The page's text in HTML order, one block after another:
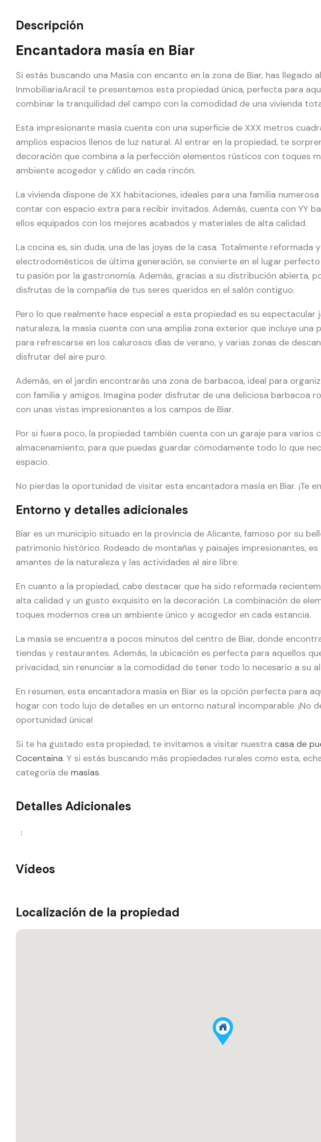
Descripción
Encantadora masía en Biar
Si estás buscando una Masía con encanto en la zona de Biar, has llegado
InmobiliariaAracil te presentamos esta propiedad única, perfecta para
combinar la tranquilidad del campo con la comodidad de una vivienda
Esta impresionante masía cuenta con una superficie de XXX metros
amplios espacios llenos de luz natural. Al entrar en la propiedad, te
decoración que combina a la perfección elementos rústicos con toques
ambiente acogedor y cálido en cada rincón.
La vivienda dispone de XX habitaciones, ideales para una familia
contar con espacio extra para recibir invitados. Además, cuenta con YY
ellos equipados con los mejores acabados y materiales de alta calidad.
La cocina es, sin duda, una de las joyas de la casa. Totalmente reformada
electrodomésticos de última generación, se convierte en el lugar
tu pasión por la gastronomía. Además, gracias a su distribución abierta,
disfrutas de la compañía de tus seres queridos en el salón contiguo.
Pero lo que realmente hace especial a esta propiedad es su espectacular
naturaleza, la masía cuenta con una amplia zona exterior que incluye una
para refrescarse en los calurosos días de verano, y varias zonas de
disfrutar del aire puro.
Además, en el jardín encontrarás una zona de barbacoa, ideal para
con familia y amigos. Imagina poder disfrutar de una deliciosa barbacoa
con unas vistas impresionantes a los campos de Biar.
Por si fuera poco, la propiedad también cuenta con un garaje para varios
almacenamiento, para que puedas guardar cómodamente todo lo que
espacio.
No pierdas la oportunidad de visitar esta encantadora masía en Biar. ¡Te
Entorno y detalles adicionales
Biar es un municipio situado en la provincia de Alicante, famoso por su
patrimonio histórico. Rodeado de montañas y paisajes impresionantes,
amantes de la naturaleza y las actividades al aire libre.
En cuanto a la propiedad, cabe destacar que ha sido reformada
alta calidad y un gusto exquisito en la decoración. La combinación de
toques modernos crea un ambiente único y acogedor en cada estancia.
La masía se encuentra a pocos minutos del centro de Biar, donde
tiendas y restaurantes. Además, la ubicación es perfecta para aquellos
privacidad, sin renunciar a la comodidad de tener todo lo necesario a su
En resumen, esta encantadora masía en Biar es la opción perfecta para
hogar con todo lujo de detalles en un entorno natural incomparable. ¡No
oportunidad única!
Si te ha gustado esta propiedad, te invitamos a visitar nuestra casa de
Cocentaina. Y si estás buscando más propiedades rurales como esta,
categoría de masías.
Detalles Adicionales
:
Vídeos
Localización de la propiedad